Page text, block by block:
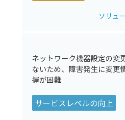
ソリュ
ネットワーク機器設定の変
ないため、障害発生に変更
握が困難
サービスレベルの向上